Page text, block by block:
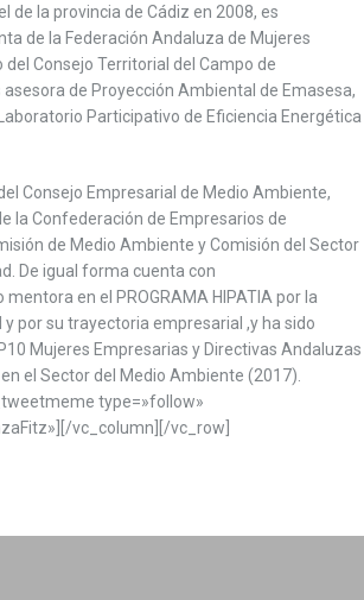
de la provincia de Cádiz en 2008, es
de la Federación Andaluza de Mujeres
Consejo Territorial del Campo de
asesora de Proyección Ambiental de Emasesa,
Participativo de Eficiencia Energética
Consejo Empresarial de Medio Ambiente,
la Confederación de Empresarios de
de Medio Ambiente y Comisión del Sector
De igual forma cuenta con
mentora en el PROGRAMA HIPATIA por la
y porsu trayectoria empresarial ,y ha sido
Mujeres Empresarias y Directivas Andaluzas
el Sector del Medio Ambiente (2017).
type=»follow»
vc_column][/vc_row]